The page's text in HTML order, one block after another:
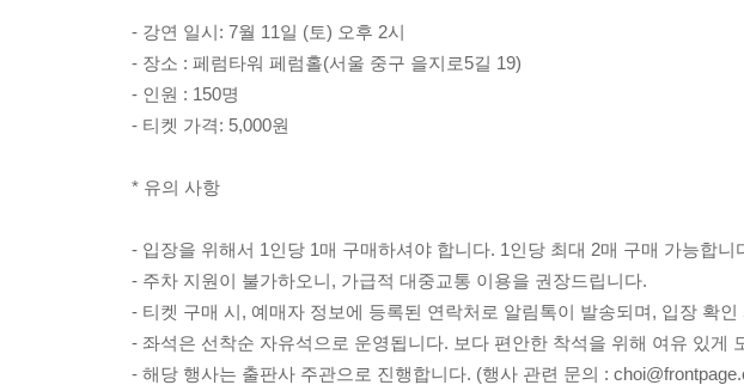
- 강연 일시: 7월 11일 (토) 오후 2시
- 장소 : 페럼타워 페럼홀(서울 중구 을지로5길 19)
- 인원 : 150명
- 티켓 가격: 5,000원
* 유의 사항
- 입장을 위해서 1인당 1매 구매하셔야 합니다. 1인당 최대 2매 구매 가능합니
- 주차 지원이 불가하오니, 가급적 대중교통 이용을 권장드립니다.
- 티켓 구매 시, 예매자 정보에 등록된 연락처로 알림톡이 발송되며, 입장 확인
- 좌석은 선착순 자유석으로 운영됩니다. 보다 편안한 착석을 위해 여유 있게
- 해당 행사는 출판사 주관으로 진행합니다. (행사 관련 문의 :